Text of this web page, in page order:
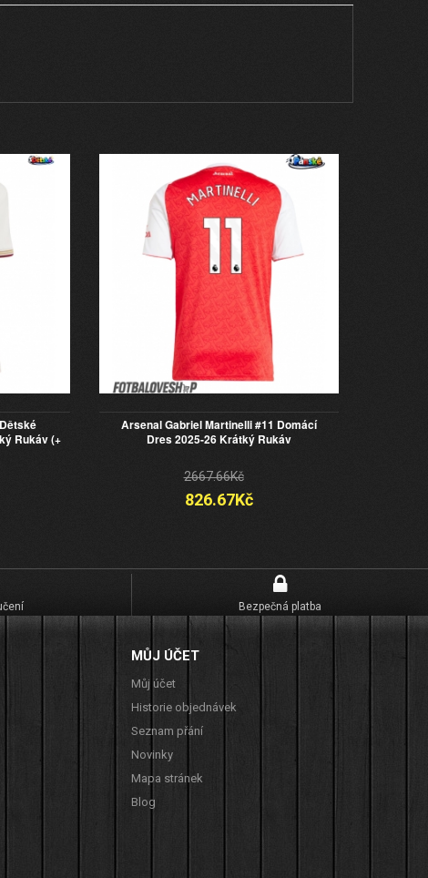
Rukáv (+
Arsenal Gabriel Martinelli #11 Domácí
Dres 2025-26 Krátký Rukáv
2667.66Kč
826.67Kč
Bezpečná platba
MŮJ ÚČET
Můj účet
Historie objednávek
Seznam přání
Novinky
Mapa stránek
Blog